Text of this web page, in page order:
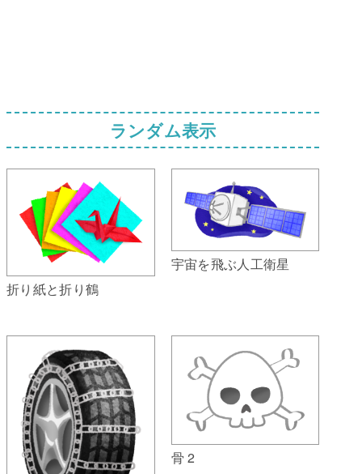
ランダム表示
折り紙と折り鶴
宇宙を飛ぶ人工衛星
骨 2